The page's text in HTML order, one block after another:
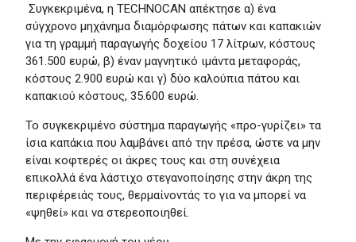
Συγκεκριμένα, η TECHNOCAN απέκτησε α) ένα
σύγχρονο μηχάνημα διαμόρφωσης πάτων και καπακιών
για τη γραμμή παραγωγής δοχείου 17 λίτρων, κόστους
361.500 ευρώ, β) έναν μαγνητικό ιμάντα μεταφοράς,
κόστους 2.900 ευρώ και γ) δύο καλούπια πάτου και
καπακιού κόστους, 35.600 ευρώ.
Το συγκεκριμένο σύστημα παραγωγής «προ-γυρίζει» τα
ίσια καπάκια που λαμβάνει από την πρέσα, ώστε να μην
είναι κοφτερές οι άκρες τους και στη συνέχεια
επικολλά ένα λάστιχο στεγανοποίησης στην άκρη της
περιφέρειάς τους, θερμαίνοντάς το για να μπορεί να
«ψηθεί» και να στερεοποιηθεί.